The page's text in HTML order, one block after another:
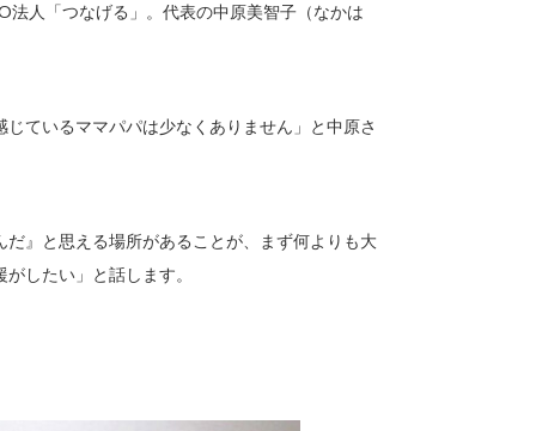
人「つなげる」。代表の中原美智子（なかは
ているママパパは少なくありません」と中原さ
』と思える場所があることが、まず何よりも大
したい」と話します。